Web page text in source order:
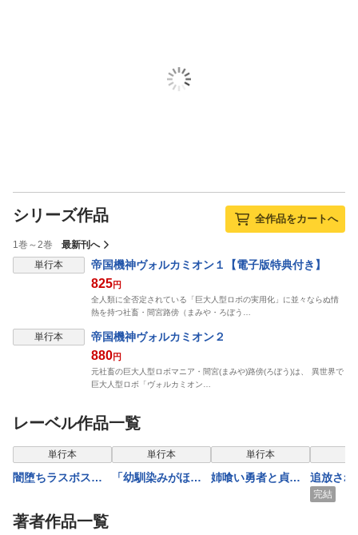
シリーズ作品 全作品をカートへ
1巻～2巻 最新刊へ
表示制限中
単行本 帝国機神ヴォルカミオン１【電子版特典付き】
825円
全人類に全否定されている「巨大人型ロボの実用化」に並々ならぬ情
熱を持つ社畜・間宮路傍（まみや・ろぼう…
表示制限中
単行本 帝国機神ヴォルカミオン２
880円
元社畜の巨大人型ロボマニア・間宮(まみや)路傍(ろぼう)は、 異世界で
巨大人型ロボ「ヴォルカミオン…
レーベル作品一覧
単行本
闇堕ちラスボス令
した。俺が死んだ
らバッドエンド確
単行本
「幼馴染みがほし
単行本
姉喰い勇者と貞操
追放され
『テイ
完結
著者作品一覧